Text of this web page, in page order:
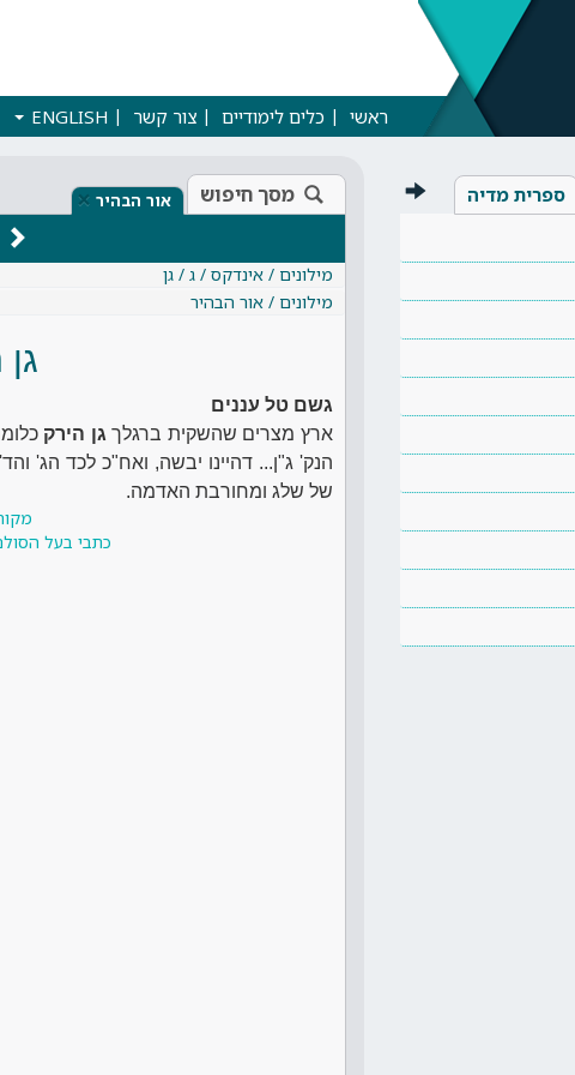
ראשי כלים לימודיים צור קשר ENGLISH
ספרית מדיה מסך חיפוש אור הבהיר ×
מילונים / אינדקס / ג / גן
מילונים / אור הבהיר
גשם טל עננים
ארץ מצרים שהשקית ברגלך גן הירק
הנק' ג"ן... דהיינו יבשה, ואח"כ לכד הג'
של שלג ומחורבת האדמה.
כתבי בעל